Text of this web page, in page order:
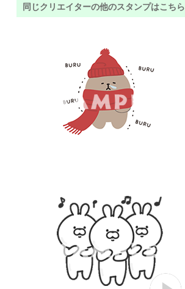
同じクリエイターの他のスタンプはこちら